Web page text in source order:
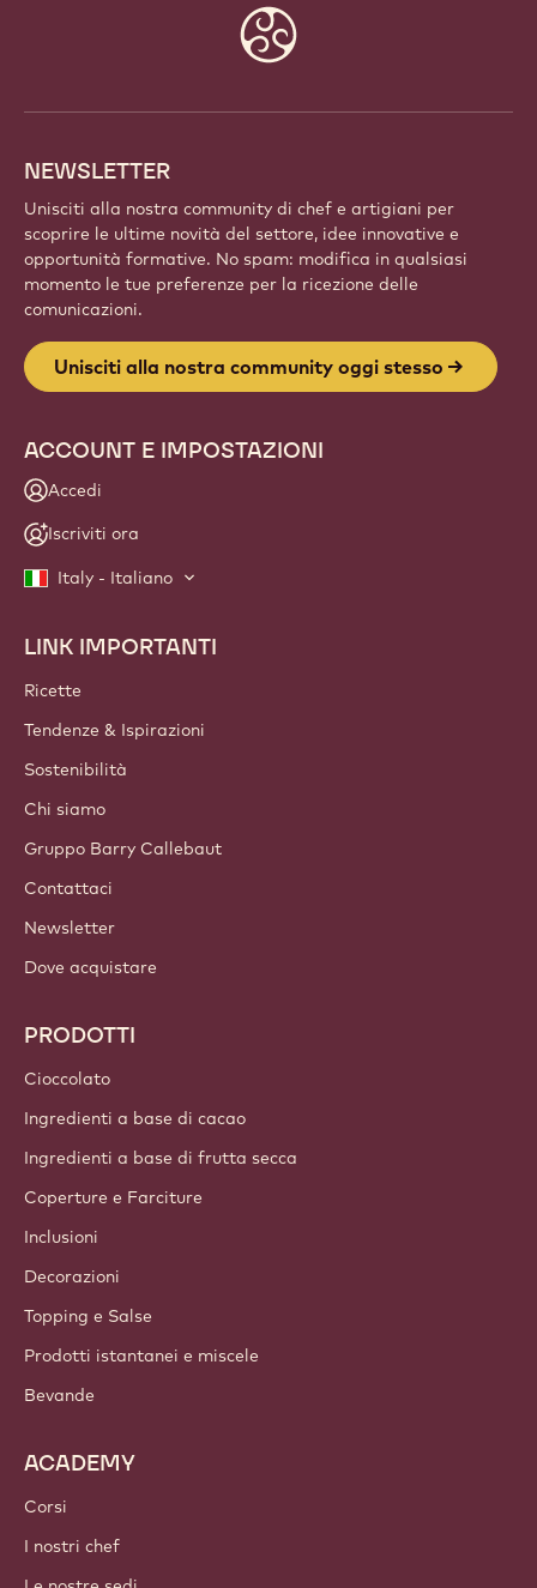
NEWSLETTER
Unisciti alla nostra community di chef e artigiani per
scoprire le ultime novità del settore, idee innovative e
opportunità formative. No spam: modifica in qualsiasi
momento le tue preferenze per la ricezione delle
comunicazioni.
Unisciti alla nostra community oggi stesso
ACCOUNT E IMPOSTAZIONI
Accedi
Iscriviti ora
Italy - Italiano
Footer
Callebaut
LINK IMPORTANTI
Ricette
Tendenze & Ispirazioni
Sostenibilità
Chi siamo
Gruppo Barry Callebaut
Contattaci
Newsletter
Dove acquistare
PRODOTTI
Cioccolato
Ingredienti a base di cacao
Ingredienti a base di frutta secca
Coperture e Farciture
Inclusioni
Decorazioni
Topping e Salse
Prodotti istantanei e miscele
Bevande
ACADEMY
Corsi
I nostri chef